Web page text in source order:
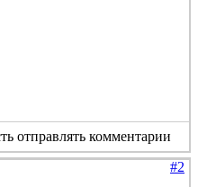
отправлять комментарии
#2